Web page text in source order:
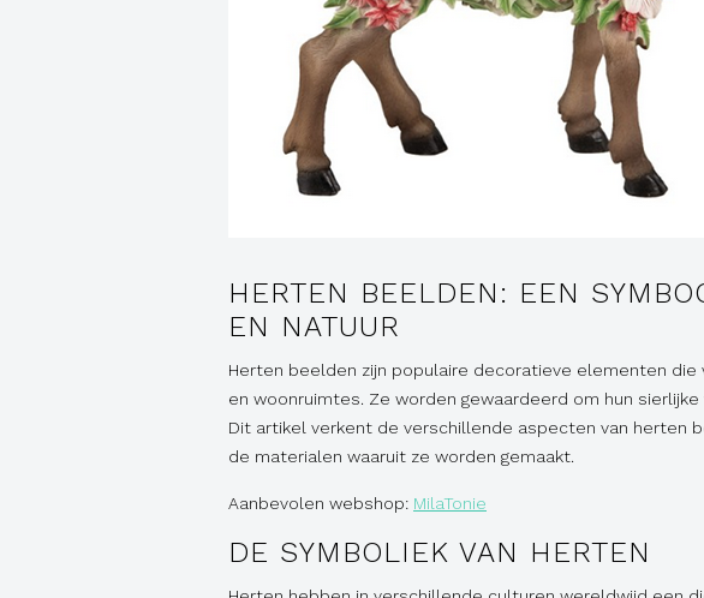
HERTEN BEELDEN: EEN
EN NATUUR
Herten beelden zijn populaire decoratieve elementen die
en woonruimtes. Ze worden gewaardeerd om hun
Dit artikel verkent de verschillende aspecten van herten
de materialen waaruit ze worden gemaakt.
Aanbevolen webshop: MilaTonie
DE SYMBOLIEK VAN HERTEN